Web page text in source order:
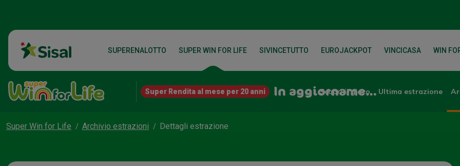
SUPERENALOTTO SUPER WIN FOR LIFE SIVINCETUTTO EUROJACKPOT VINCICASA WIN
Super Rendita al mese per 20 anni In aggiornamento
Scopri il gioco Ultima estrazione
Super Win for Life Archivio estrazioni Dettagli estrazione